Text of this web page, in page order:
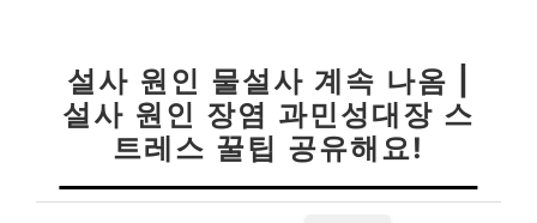
설사 원인 물설사 계속 나옴 |
설사 원인 장염 과민성대장 스
트레스 꿀팁 공유해요!